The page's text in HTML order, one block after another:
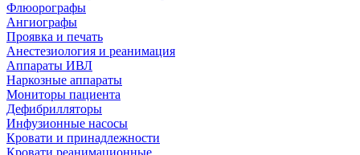
Флюорографы
Ангиографы
Проявка и печать
Анестезиология и реанимация
Аппараты ИВЛ
Наркозные аппараты
Мониторы пациента
Дефибрилляторы
Инфузионные насосы
Кровати и принадлежности
Кровати реанимационные